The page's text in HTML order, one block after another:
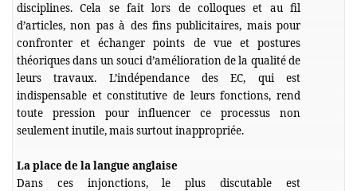
disciplines. Cela se fait lors de colloques et au fil
d’articles, non pas à des fins publicitaires, mais pour
confronter et échanger points de vue et postures
théoriques dans un souci d’amélioration de la qualité de
leurs travaux. L’indépendance des EC, qui est
indispensable et constitutive de leurs fonctions, rend
toute pression pour influencer ce processus non
seulement inutile, mais surtout inappropriée.
La place de la langue anglaise
Dans ces injonctions, le plus discutable est